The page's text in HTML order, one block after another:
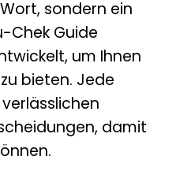
sondern ein
Chek Guide
um Ihnen
bieten. Jede
damit